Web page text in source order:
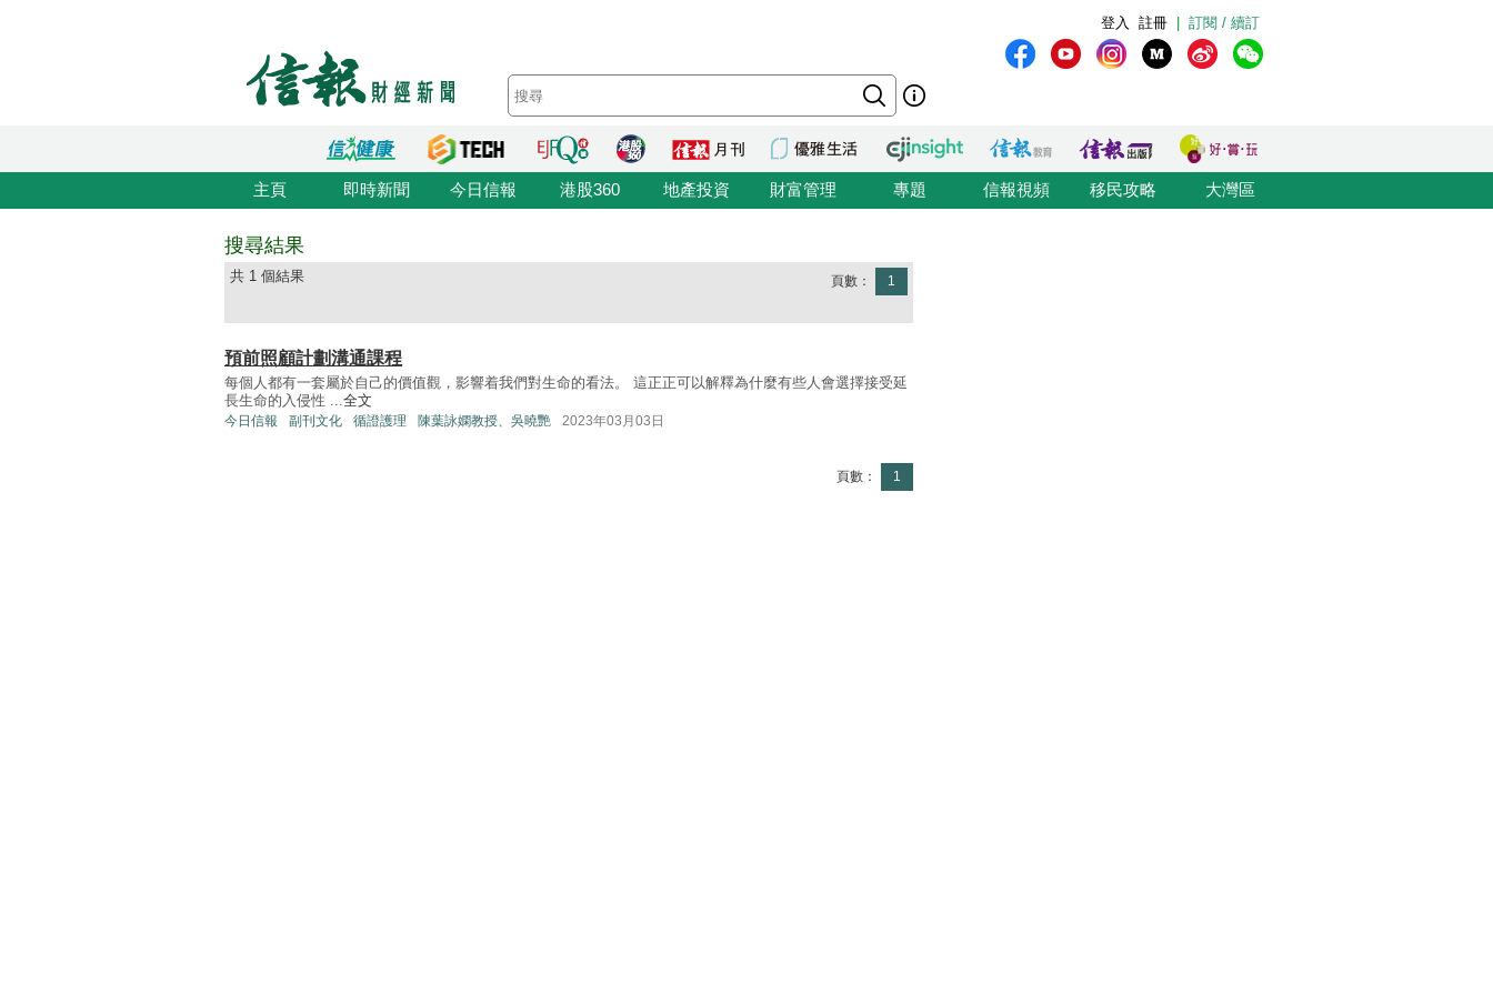
訂閱 / 續訂
註冊
登入
主頁 即時新聞 今日信報 港股360 地產投資 財富管理 專題 信報視頻 移民攻略 大灣區
搜尋結果
共 1 個結果 頁數： 1
預前照顧計劃溝通課程
每個人都有一套屬於自己的價值觀，影響着我們對生命的看法。 這正正可以解釋為什麼有些人會選擇接受延
長生命的入侵性 ...全文
今日信報 副刊文化 循證護理 陳葉詠嫻教授、吳曉艷 2023年03月03日
頁數： 1